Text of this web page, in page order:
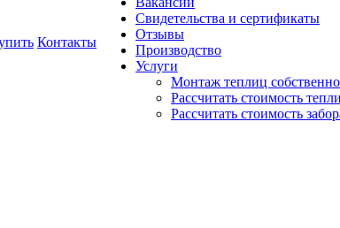
Контакты
Свидетельства и сертификаты
Отзывы
Производство
Услуги
Монтаж теплиц
Рассчитать стоимость
Рассчитать стоимость